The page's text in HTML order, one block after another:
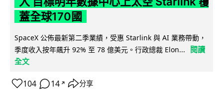
蓋全球170國
SpaceX 公佈最新第二季業績，受惠 Starlink 與 AI 業務帶動，
季度收入按年飆升 92% 至 78 億美元。行政總裁 Elon...
閱讀
全文
104 14 ↗ 分享